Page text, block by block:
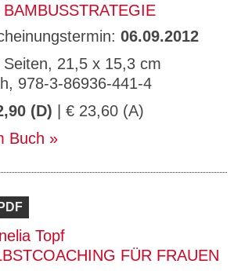
BAMBUSSTRATEGIE
06.09.2012
Seiten, 21,5 x 15,3 cm
978-3-86936-441-4
(D) | € 23,60 (A)
Buch
PDF
Topf
FÜR FRAUEN